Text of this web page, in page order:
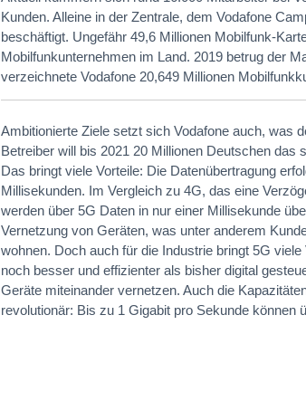
Kunden. Alleine in der Zentrale, dem Vodafone
beschäftigt. Ungefähr 49,6 Millionen Mobilfunk-
Mobilfunkunternehmen im Land. 2019 betrug der
verzeichnete Vodafone 20,649 Millionen
Ambitionierte Ziele setzt sich Vodafone auch, was
Betreiber will bis 2021 20 Millionen Deutschen das
Das bringt viele Vorteile: Die Datenübertragung
Millisekunden. Im Vergleich zu 4G, das eine
werden über 5G Daten in nur einer Millisekunde
Vernetzung von Geräten, was unter anderem
wohnen. Doch auch für die Industrie bringt 5G
noch besser und effizienter als bisher digital
Geräte miteinander vernetzen. Auch die
revolutionär: Bis zu 1 Gigabit pro Sekunde können